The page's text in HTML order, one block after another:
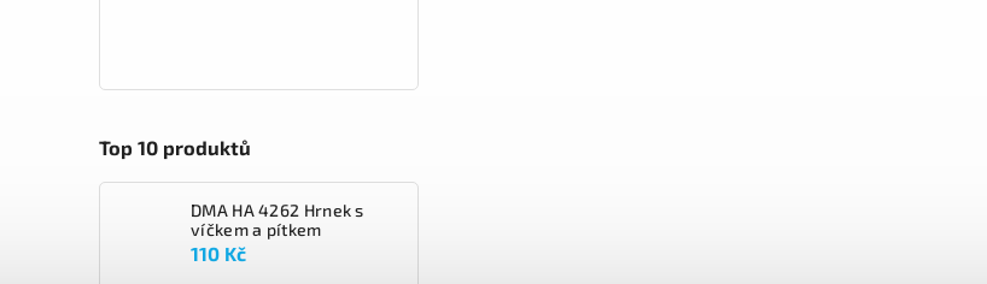
Top 10 produktů
DMA HA 4262 Hrnek s
víčkem a pítkem
110 Kč